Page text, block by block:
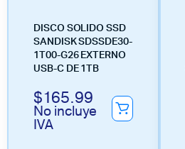
DISCO SOLIDO SSD
SANDISK SDSSDE30-
1T00-G26 EXTERNO
USB-C DE 1TB
$165.99
No incluye
IVA